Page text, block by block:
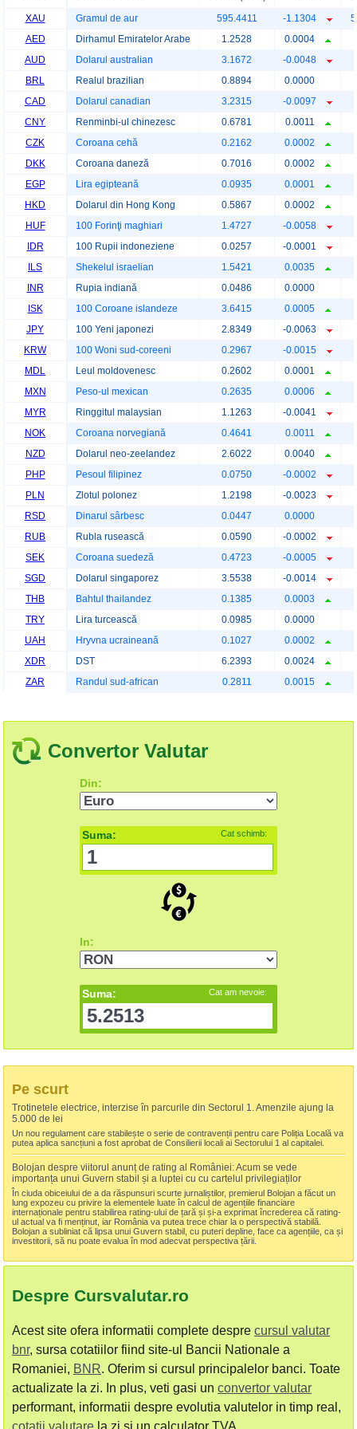
XAU Gramul de aur 595.4411 -1.1304
AED
Dirhamul Emiratelor Arabe 1.2528 0.0004
AUD
Dolarul australian 3.1672 -0.0048
BRL
Realul brazilian 0.8894 0.0000
CAD
Dolarul canadian 3.2315 -0.0097
CNY
Renminbi-ul chinezesc 0.6781 0.0011
CZK
Coroana cehă 0.2162 0.0002
DKK
Coroana daneză 0.7016 0.0002
EGP
Lira egipteană 0.0935 0.0001
HKD
Dolarul din Hong Kong 0.5867 0.0002
HUF
100 Forinţi maghiari 1.4727 -0.0058
IDR
100 Rupii indoneziene 0.0257 -0.0001
ILS
Shekelul israelian 1.5421 0.0035
INR
Rupia indiană 0.0486 0.0000
ISK
100 Coroane islandeze 3.6415 0.0005
JPY
100 Yeni japonezi 2.8349 -0.0063
KRW
100 Woni sud-coreeni 0.2967 -0.0015
MDL
Leul moldovenesc 0.2602 0.0001
MXN
Peso-ul mexican 0.2635 0.0006
MYR
Ringgitul malaysian 1.1263 -0.0041
NOK
Coroana norvegiană 0.4641 0.0011
NZD
Dolarul neo-zeelandez 2.6022 0.0040
PHP
Pesoul filipinez 0.0750 -0.0002
PLN
Zlotul polonez 1.2198 -0.0023
RSD
Dinarul sârbesc 0.0447 0.0000
RUB
Rubla rusească 0.0590 -0.0002
SEK
Coroana suedeză 0.4723 -0.0005
SGD
Dolarul singaporez 3.5538 -0.0014
THB
Bahtul thailandez 0.1385 0.0003
TRY
Lira turcească 0.0985 0.0000
UAH
Hryvna ucraineană 0.1027 0.0002
XDR
DST 6.2393 0.0024
ZAR
Randul sud-african 0.2811 0.0015
Convertor Valutar
Din:
Suma: Cat schimb:
In:
Suma: Cat am nevoie:
Pe scurt
Trotinetele electrice, interzise în parcurile din Sectorul 1. Amenzile ajung la
5.000 de lei
Un nou regulament care stabilește o serie de contravenții pentru care Poliția Locală va
putea aplica sancțiuni a fost aprobat de Consilierii locali ai Sectorului 1 al capitalei.
Bolojan despre viitorul anunț de rating al României: Acum se vede
importanța unui Guvern stabil și a luptei cu cu cartelul privilegiaților
În ciuda obiceiului de a da răspunsuri scurte jurnaliștilor, premierul Bolojan a făcut un
lung expozeu cu privire la elementele luate în calcul de agențiile financiare
internaționale pentru stabilirea rating-ului de țară și și-a exprimat încrederea că rating-
ul actual va fi menținut, iar România va putea trece chiar la o perspectivă stabilă.
Bolojan a subliniat că lipsa unui Guvern stabil, cu puteri depline, face ca agențiile, ca și
investitorii, să nu poate evalua în mod adecvat perspectiva țării.
Despre Cursvalutar.ro
Acest site ofera informatii complete despre cursul valutar
bnr, sursa cotatiilor fiind site-ul Bancii Nationale a
Romaniei, BNR. Oferim si cursul principalelor banci. Toate
actualizate la zi. In plus, veti gasi un convertor valutar
performant, informatii despre evolutia valutelor in timp real,
cotatii valutare la zi si un calculator TVA.